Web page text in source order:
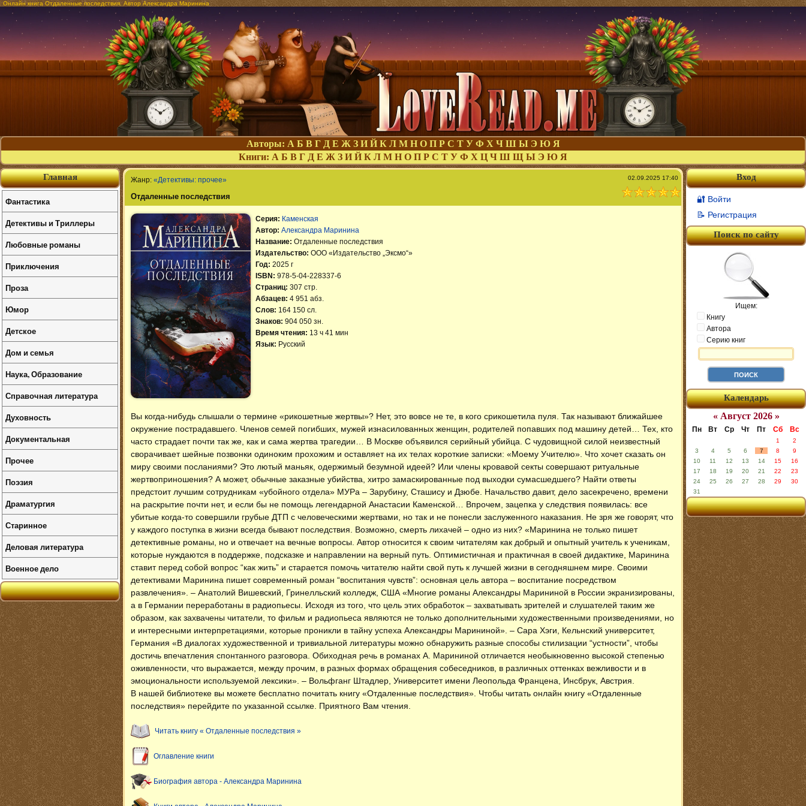
Онлайн книга Отдаленные последствия. Автор Александра Маринина
Авторы: А Б В Г Д Е Ж З И Й К Л М Н О П Р С Т У Ф Х Ч Ш Ы Э Ю Я
Книги: А Б В Г Д Е Ж З И Й К Л М Н О П Р С Т У Ф Х Ц Ч Ш Щ Ы Э Ю Я
Жанр: «Детективы: прочее»
Отдаленные последствия
02.09.2025 17:40
Серия: Каменская
Автор: Александра Маринина
Название: Отдаленные последствия
Издательство: ООО «Издательство „Эксмо“»
Год: 2025 г
ISBN: 978-5-04-228337-6
Страниц: 307 стр.
Абзацев: 4 951 абз.
Слов: 164 150 сл.
Знаков: 904 050 зн.
Время чтения: 13 ч 41 мин
Язык: Русский
Вы когда-нибудь слышали о термине «рикошетные жертвы»? Нет, это вовсе не те, в кого срикошетила пуля. Так называют ближайшее
окружение пострадавшего. Членов семей погибших, мужей изнасилованных женщин, родителей попавших под машину детей… Тех, кто
часто страдает почти так же, как и сама жертва трагедии… В Москве объявился серийный убийца. С чудовищной силой неизвестный
сворачивает шейные позвонки одиноким прохожим и оставляет на их телах короткие записки: «Моему Учителю». Что хочет сказать он
миру своими посланиями? Это лютый маньяк, одержимый безумной идеей? Или члены кровавой секты совершают ритуальные
жертвоприношения? А может, обычные заказные убийства, хитро замаскированные под выходки сумасшедшего? Найти ответы
предстоит лучшим сотрудникам «убойного отдела» МУРа – Зарубину, Сташису и Дзюбе. Начальство давит, дело засекречено, времени
на раскрытие почти нет, и если бы не помощь легендарной Анастасии Каменской… Впрочем, зацепка у следствия появилась: все
убитые когда-то совершили грубые ДТП с человеческими жертвами, но так и не понесли заслуженного наказания. Не зря же говорят, что
у каждого поступка в жизни всегда бывают последствия. Возможно, смерть лихачей – одно из них? «Маринина не только пишет
детективные романы, но и отвечает на вечные вопросы. Автор относится к своим читателям как добрый и опытный учитель к ученикам,
которые нуждаются в поддержке, подсказке и направлении на верный путь. Оптимистичная и практичная в своей дидактике, Маринина
ставит перед собой вопрос “как жить” и старается помочь читателю найти свой путь к лучшей жизни в сегодняшнем мире. Своими
детективами Маринина пишет современный роман “воспитания чувств”: основная цель автора – воспитание посредством
развлечения». – Анатолий Вишевский, Гринелльский колледж, США «Многие романы Александры Марининой в России экранизированы,
а в Германии переработаны в радиопьесы. Исходя из того, что цель этих обработок – захватывать зрителей и слушателей таким же
образом, как захвачены читатели, то фильм и радиопьеса являются не только дополнительными художественными произведениями, но
и интересными интерпретациями, которые проникли в тайну успеха Александры Марининой». – Сара Хэги, Кельнский университет,
Германия «В диалогах художественной и тривиальной литературы можно обнаружить разные способы стилизации “устности”, чтобы
достичь впечатления спонтанного разговора. Обиходная речь в романах А. Марининой отличается необыкновенно высокой степенью
оживленности, что выражается, между прочим, в разных формах обращения собеседников, в различных оттенках вежливости и в
эмоциональности используемой лексики». – Вольфганг Штадлер, Университет имени Леопольда Францена, Инсбрук, Австрия.
В нашей библиотеке вы можете бесплатно почитать книгу «Отдаленные последствия». Чтобы читать онлайн книгу «Отдаленные
последствия» перейдите по указанной ссылке. Приятного Вам чтения.
Читать книгу « Отдаленные последствия »
Оглавление книги
Биография автора - Александра Маринина
Вход
🔐 Войти
📝 Регистрация
Поиск по сайту
Ищем:
Книгу
Автора
Серию книг
Календарь
« Август 2026 »
Пн Вт Ср Чт Пт Сб Вс
1
2
3
4 5 6 7 8
9
10
11 12 13 14 15
16
17
18 19 20 21 22
23
24
25 26 27 28 29
30
31
Главная
Фантастика
Детективы и Триллеры
Любовные романы
Приключения
Проза
Юмор
Детское
Дом и семья
Наука, Образование
Справочная литература
Духовность
Документальная
Прочее
Поэзия
Драматургия
Старинное
Деловая литература
Военное дело